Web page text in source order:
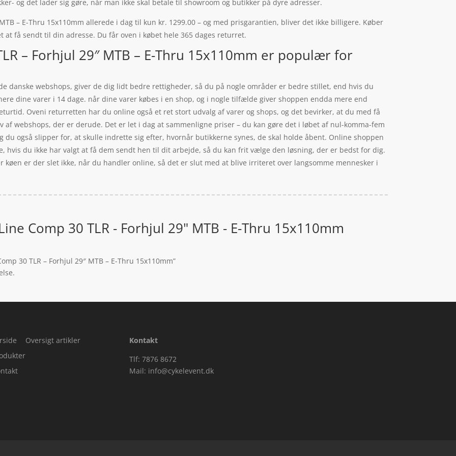
og det lader sig gøre, når man ikke skal betale til showroom og butikker på dyre adresser.
– E-Thru 15x110mm allerede i dag til kun kr. 1299.00 – og med prisgarantien, bliver det ikke billigere. Køber
at få sendt til din adresse. Du får oven i købet hele 365 dages returret.
– Forhjul 29″ MTB – E-Thru 15x110mm er populær for
danske webshops, giver de dig lidt bedre rettigheder, så du på nogle områder er bedre stillet, end hvis du
dine varer i 14 dage. når dine varer købes i en shop, og i nogle tilfælde giver shoppen endda mere end
Oveni returretten har du online også et ret stort udvalg af varer og shops, og det bevirker, at du med få
webshops, der er derude. Det er let i dag at sammenligne priser – du kan gøre det i løbet af nul-komma-fem
også slipper for, at skulle indrette sig efter, hvornår butikkerne synes, de skal holde åbent. Online shoppen
hvis du ikke har valgt at få dem sendt hen til dit arbejde, så du kan frit vælge den løsning, der er bedst for dig.
køen er der slet ikke, når du handler online, så det er slut med at blive irriteret over langsomme mennesker i
Comp 30 TLR - Forhjul 29" MTB - E-Thru 15x110mm
30 TLR – Forhjul 29″ MTB – E-Thru 15x110mm”
Oversigt artikler
Kontakt
Tlf: 7876 8672
Mail: info@cykelevent.dk